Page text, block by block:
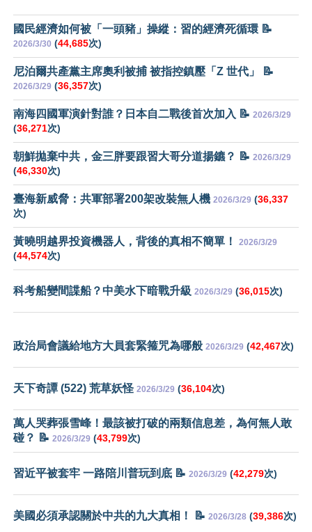
國民經濟如何被「一頭豬」操縱：習的經濟死循環 📝
2026/3/30 (44,685次)
尼泊爾共產黨主席奧利被捕 被指控鎮壓「Z 世代」 📝
2026/3/29 (36,357次)
南海四國軍演針對誰？日本自二戰後首次加入 📝 2026/3/29
(36,271次)
朝鮮拋棄中共，金三胖要跟習大哥分道揚鑣？ 📝 2026/3/29
(46,330次)
臺海新威脅：共軍部署200架改裝無人機 2026/3/29 (36,337
次)
黃曉明越界投資機器人，背後的真相不簡單！ 2026/3/29
(44,574次)
科考船變間諜船？中美水下暗戰升級 2026/3/29 (36,015次)
政治局會議給地方大員套緊箍咒為哪般 2026/3/29 (42,467次)
天下奇譚 (522) 荒草妖怪 2026/3/29 (36,104次)
萬人哭葬張雪峰！最該被打破的兩類信息差，為何無人敢
碰？ 📝 2026/3/29 (43,799次)
習近平被套牢 一路陪川普玩到底 📝 2026/3/29 (42,279次)
美國必須承認關於中共的九大真相！ 📝 2026/3/28 (39,386次)